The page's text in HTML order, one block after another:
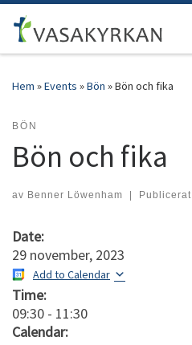
Hoppa till innehåll
Hem »Events »Bön »Bön och fika
BÖN
Bön och fika
av Benner Löwenham | Publicerat
Date:
29 november, 2023
Add to Calendar
Time:
09:30 - 11:30
Calendar: